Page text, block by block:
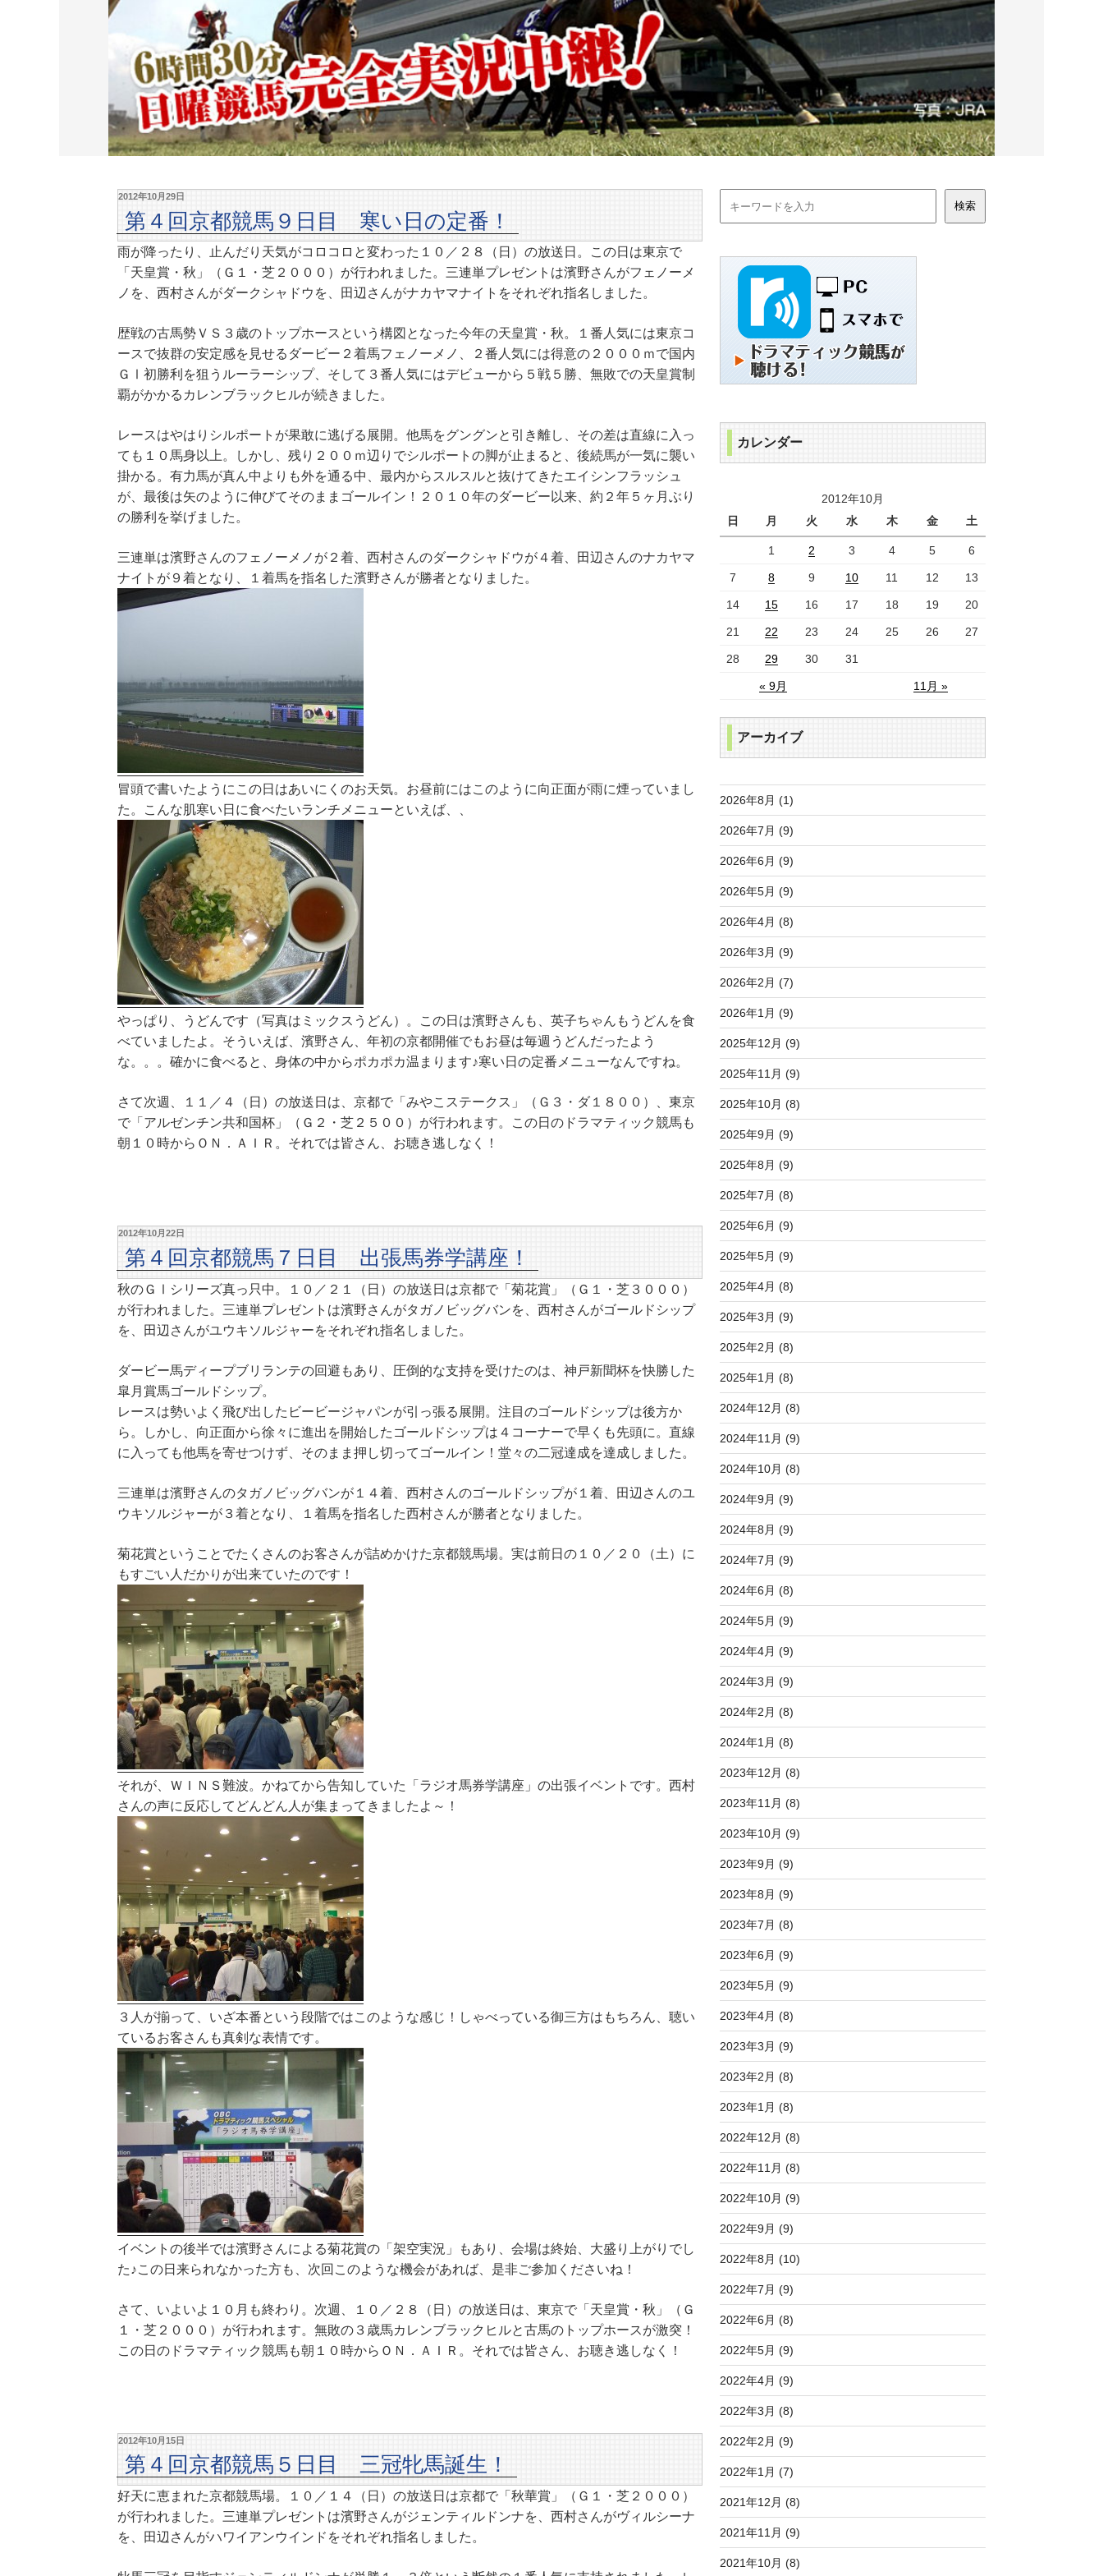
2012年10月29日
第４回京都競馬９日目 寒い日の定番！
雨が降ったり、止んだり天気がコロコロと変わった１０／２８（日）の放送日。この日は東京で
「天皇賞・秋」（Ｇ１・芝２０００）が行われました。三連単プレゼントは濱野さんがフェノーメ
ノを、西村さんがダークシャドウを、田辺さんがナカヤマナイトをそれぞれ指名しました。
歴戦の古馬勢ＶＳ３歳のトップホースという構図となった今年の天皇賞・秋。１番人気には東京コ
ースで抜群の安定感を見せるダービー２着馬フェノーメノ、２番人気には得意の２０００ｍで国内
ＧⅠ初勝利を狙うルーラーシップ、そして３番人気にはデビューから５戦５勝、無敗での天皇賞制
覇がかかるカレンブラックヒルが続きました。
レースはやはりシルポートが果敢に逃げる展開。他馬をグングンと引き離し、その差は直線に入っ
ても１０馬身以上。しかし、残り２００ｍ辺りでシルポートの脚が止まると、後続馬が一気に襲い
掛かる。有力馬が真ん中よりも外を通る中、最内からスルスルと抜けてきたエイシンフラッシュ
が、最後は矢のように伸びてそのままゴールイン！２０１０年のダービー以来、約２年５ヶ月ぶり
の勝利を挙げました。
三連単は濱野さんのフェノーメノが２着、西村さんのダークシャドウが４着、田辺さんのナカヤマ
ナイトが９着となり、１着馬を指名した濱野さんが勝者となりました。
冒頭で書いたようにこの日はあいにくのお天気。お昼前にはこのように向正面が雨に煙っていまし
た。こんな肌寒い日に食べたいランチメニューといえば、、
やっぱり、うどんです（写真はミックスうどん）。この日は濱野さんも、英子ちゃんもうどんを食
べていましたよ。そういえば、濱野さん、年初の京都開催でもお昼は毎週うどんだったよう
な。。。確かに食べると、身体の中からポカポカ温まります♪寒い日の定番メニューなんですね。
さて次週、１１／４（日）の放送日は、京都で「みやこステークス」（Ｇ３・ダ１８００）、東京
で「アルゼンチン共和国杯」（Ｇ２・芝２５００）が行われます。この日のドラマティック競馬も
朝１０時からＯＮ．ＡＩＲ。それでは皆さん、お聴き逃しなく！
2012年10月22日
第４回京都競馬７日目 出張馬券学講座！
秋のＧⅠシリーズ真っ只中。１０／２１（日）の放送日は京都で「菊花賞」（Ｇ１・芝３０００）
が行われました。三連単プレゼントは濱野さんがタガノビッグバンを、西村さんがゴールドシップ
を、田辺さんがユウキソルジャーをそれぞれ指名しました。
ダービー馬ディープブリランテの回避もあり、圧倒的な支持を受けたのは、神戸新聞杯を快勝した
皐月賞馬ゴールドシップ。
レースは勢いよく飛び出したビービージャパンが引っ張る展開。注目のゴールドシップは後方か
ら。しかし、向正面から徐々に進出を開始したゴールドシップは４コーナーで早くも先頭に。直線
に入っても他馬を寄せつけず、そのまま押し切ってゴールイン！堂々の二冠達成を達成しました。
三連単は濱野さんのタガノビッグバンが１４着、西村さんのゴールドシップが１着、田辺さんのユ
ウキソルジャーが３着となり、１着馬を指名した西村さんが勝者となりました。
菊花賞ということでたくさんのお客さんが詰めかけた京都競馬場。実は前日の１０／２０（土）に
もすごい人だかりが出来ていたのです！
それが、ＷＩＮＳ難波。かねてから告知していた「ラジオ馬券学講座」の出張イベントです。西村
さんの声に反応してどんどん人が集まってきましたよ～！
３人が揃って、いざ本番という段階ではこのような感じ！しゃべっている御三方はもちろん、聴い
ているお客さんも真剣な表情です。
イベントの後半では濱野さんによる菊花賞の「架空実況」もあり、会場は終始、大盛り上がりでし
た♪この日来られなかった方も、次回このような機会があれば、是非ご参加くださいね！
さて、いよいよ１０月も終わり。次週、１０／２８（日）の放送日は、東京で「天皇賞・秋」（Ｇ
１・芝２０００）が行われます。無敗の３歳馬カレンブラックヒルと古馬のトップホースが激突！
この日のドラマティック競馬も朝１０時からＯＮ．ＡＩＲ。それでは皆さん、お聴き逃しなく！
2012年10月15日
第４回京都競馬５日目 三冠牝馬誕生！
好天に恵まれた京都競馬場。１０／１４（日）の放送日は京都で「秋華賞」（Ｇ１・芝２０００）
が行われました。三連単プレゼントは濱野さんがジェンティルドンナを、西村さんがヴィルシーナ
を、田辺さんがハワイアンウインドをそれぞれ指名しました。
カレンダー
2012年10月
日
月 火 水 木 金 土
« 9月 11月 »
1 2 3 4 5 6
7 8 9 10 11 12 13
14 15 16 17 18 19 20
21 22 23 24 25 26 27
28 29 30 31
アーカイブ
2026年8月 (1)
2026年7月 (9)
2026年6月 (9)
2026年5月 (9)
2026年4月 (8)
2026年3月 (9)
2026年2月 (7)
2026年1月 (9)
2025年12月 (9)
2025年11月 (9)
2025年10月 (8)
2025年9月 (9)
2025年8月 (9)
2025年7月 (8)
2025年6月 (9)
2025年5月 (9)
2025年4月 (8)
2025年3月 (9)
2025年2月 (8)
2025年1月 (8)
2024年12月 (8)
2024年11月 (9)
2024年10月 (8)
2024年9月 (9)
2024年8月 (9)
2024年7月 (9)
2024年6月 (8)
2024年5月 (9)
2024年4月 (9)
2024年3月 (9)
2024年2月 (8)
2024年1月 (8)
2023年12月 (8)
2023年11月 (8)
2023年10月 (9)
2023年9月 (9)
2023年8月 (9)
2023年7月 (8)
2023年6月 (9)
2023年5月 (9)
2023年4月 (8)
2023年3月 (9)
2023年2月 (8)
2023年1月 (8)
2022年12月 (8)
2022年11月 (8)
2022年10月 (9)
2022年9月 (9)
2022年8月 (10)
2022年7月 (9)
2022年6月 (8)
2022年5月 (9)
2022年4月 (9)
2022年3月 (8)
2022年2月 (9)
2022年1月 (7)
2021年12月 (8)
2021年11月 (9)
2021年10月 (8)